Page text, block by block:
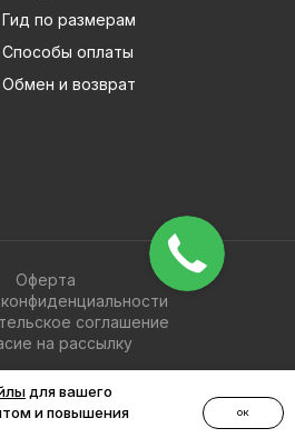
Гид по размерам
Способы оплаты
Обмен и возврат
BRIGHT-MEN
Оферта
соглашение
на рассылку
ОК
для вашего
и повышения